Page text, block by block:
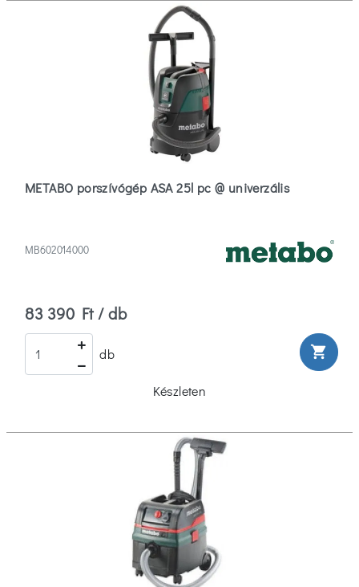
METABO porszívógép ASA 25l pc @ univerzális
MB602014000
83 390 Ft / db
db shopping_cart
Készleten